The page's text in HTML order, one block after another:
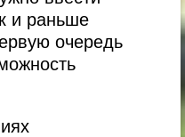
и раньше
очередь